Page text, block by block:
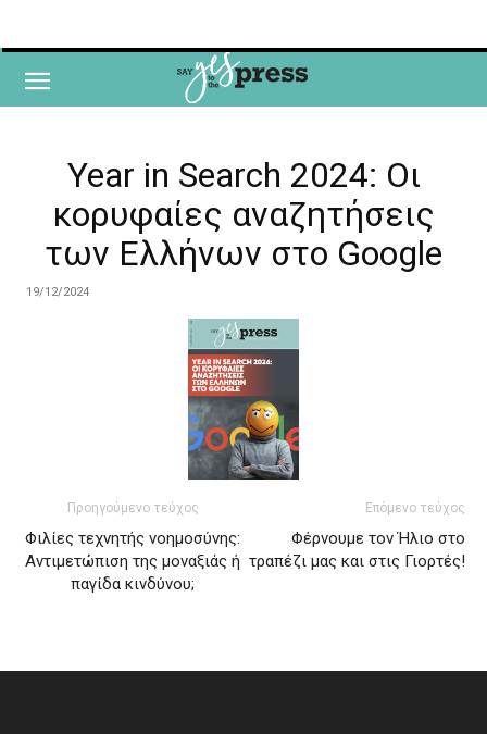
Year in Search 2024: Οι
κορυφαίες αναζητήσεις
των Ελλήνων στο Google
19/12/2024
Προηγούμενο τεύχος
Φιλίες τεχνητής νοημοσύνης:
Αντιμετώπιση της μοναξιάς ή
παγίδα κινδύνου;
Επόμενο τεύχος
Φέρνουμε τον Ήλιο στο
τραπέζι μας και στις Γιορτές!